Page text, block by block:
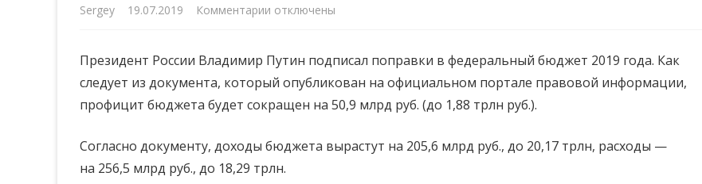
Sergey 19.07.2019 Комментарии к
Путин
поправил
бюджет
2019
отключены
Президент России Владимир Путин подписал поправки в федеральный бюджет 2019 года. Как
следует из документа, который опубликован на официальном портале правовой информации,
профицит бюджета будет сокращен на 50,9 млрд руб. (до 1,88 трлн руб.).
Согласно документу, доходы бюджета вырастут на 205,6 млрд руб., до 20,17 трлн, расходы —
на 256,5 млрд руб., до 18,29 трлн.